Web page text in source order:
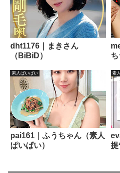
dht1176｜まきさん
（BiBiD）
ち
素人ぱいぱい
pai161｜ふうちゃん（素人
ぱいぱい）
素
提